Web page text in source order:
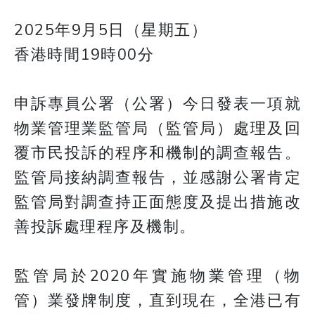
2025年9月5日（星期五）
香港時間19時00分
申訴專員公署（公署）今日發表一項就
物業管理業監管局（監管局）處理及回
覆市民投訴的程序和機制的調查報告。
監管局接納調查報告，並感謝公署肯定
監管局對調查持正面態度及提出措施改
善投訴處理程序及機制。
監管局於2020年實施物業管理（物
管）業發牌制度，直到現在，全港已有